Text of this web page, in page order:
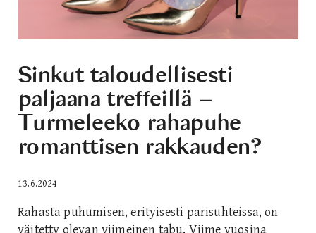
Sinkut taloudellisesti
paljaana treffeillä –
Turmeleeko rahapuhe
romanttisen rakkauden?
13.6.2024
Rahasta puhumisen, erityisesti parisuhteissa, on
väitetty olevan viimeinen tabu. Viime vuosina